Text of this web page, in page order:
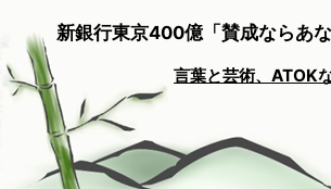
新銀行東京400億「賛成ならあ
言葉と芸術、ATOK